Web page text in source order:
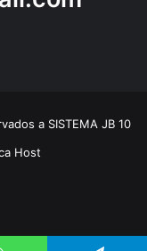
a SISTEMA JB 10
Host